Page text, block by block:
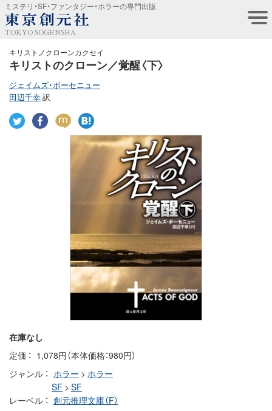
ミステリ・SF・ファンタジー・ホラーの専門出版
TOKYO SOGENSHA
キリストノクローンカクセイ
キリストのクローン／覚醒〈下〉
ジェイムズ・ボーセニュー
田辺千幸訳
在庫なし
定価
1,078円（本体価格：980円）
ジャンル
ホラー > ホラー
SF > SF
レーベル
創元推理文庫（F）